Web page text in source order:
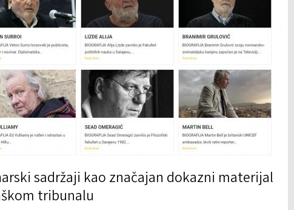
sadržaji kao značajan dokazni materijal
tribunalu